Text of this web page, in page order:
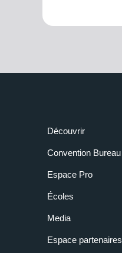
Découvrir
Convention Bureau
Espace Pro
Écoles
Media
Espace partenaires